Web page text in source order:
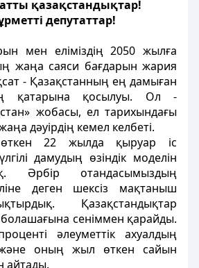
қазақстандықтар!
депутаттар!
мен еліміздің 2050 жылға
жаңа саяси бағдарын жария
- Қазақстанның ең дамыған
қатарына қосылуы. Ол -
жобасы, ел тарихындағы
дәуірдің кемел келбеті.
22 жылда қыруар іс
дамудың өзіндік моделін
Әрбір отандасымыздың
деген шексіз мақтаныш
Қазақстандықтар
болашағына сеніммен қарайды.
әлеуметтік ахуалдың
оның жыл өткен сайын
айтады.